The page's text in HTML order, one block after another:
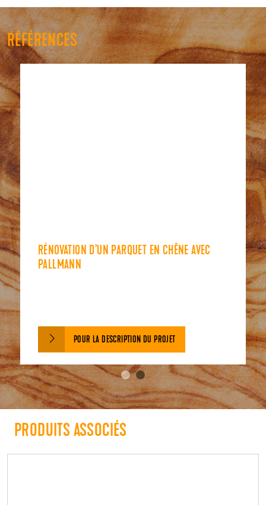
RÉFÉRENCES
RÉNOVATION D’UN PARQUET EN CHÊNE AVEC
PALLMANN
POUR LA DESCRIPTION DU PROJET
PRODUITS ASSOCIÉS